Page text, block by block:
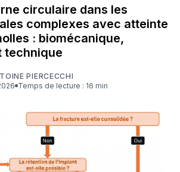
circulaire dans les
complexes avec atteinte
: biomécanique,
technique
PIERCECCHI
Temps de lecture : 16 min